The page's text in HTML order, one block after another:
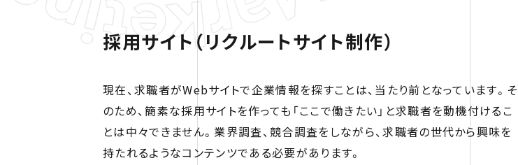
採用サイト（リクルートサイト制作）
現在、求職者がWebサイトで企業情報を探すことは、当たり前となっています。そ
のため、簡素な採用サイトを作っても「ここで働きたい」と求職者を動機付けるこ
とは中々できません。業界調査、競合調査をしながら、求職者の世代から興味を
持たれるようなコンテンツである必要があります。